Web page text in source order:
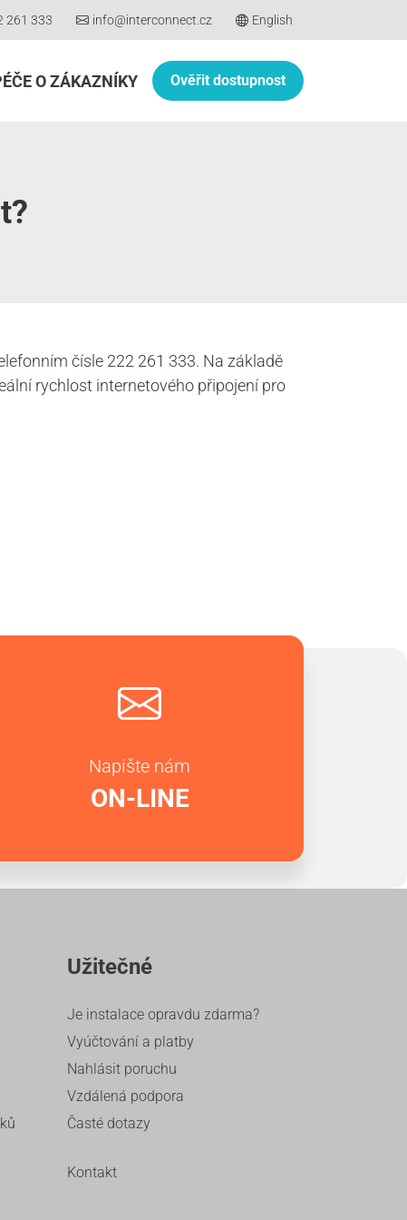
261 333 info@interconnect.cz English
O ZÁKAZNÍKY Ověřit dostupnost
čísle 222 261 333. Na základě
rychlost internetového připojení pro
Napište nám
ON-LINE
Užitečné
Je instalace opravdu zdarma?
Vyúčtování a platby
Nahlásit poruchu
Vzdálená podpora
Časté dotazy
Kontakt